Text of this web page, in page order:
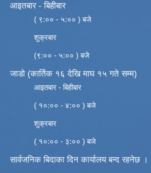
आइतबार - बिहीबार
( ९:०० - ५:०० ) बजे
शुक्रबार
(९:०० - ५:०० ) बजे
जाडो (कार्तिक १६ देखि माघ १५ गते सम्म)
आइतबार - बिहीबार
( १०:०० - ४:०० ) बजे
शुक्रबार
( १०:०० - ३:०० ) बजे
सार्वजनिक बिदाका दिन कार्यालय बन्द रहनेछ ।